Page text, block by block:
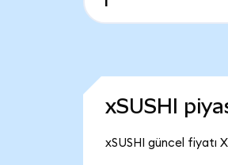
xSUSHI
xSUSHI güncel fiyatı